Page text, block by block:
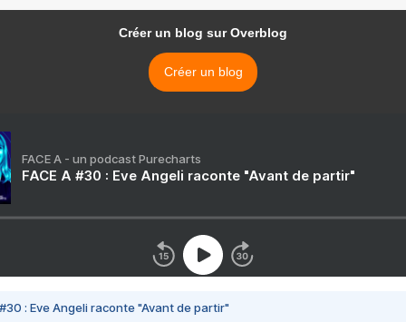
Créer un blog sur Overblog
Créer un blog
FACE A - un podcast Purecharts
FACE A #30 : Eve Angeli raconte "Avant de partir"
#30 : Eve Angeli raconte "Avant de partir"